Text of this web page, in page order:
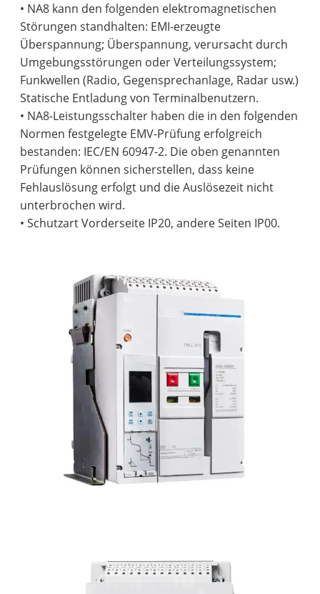
• NA8 kann den folgenden elektromagnetischen
Störungen standhalten: EMI-erzeugte
Überspannung; Überspannung, verursacht durch
Umgebungsstörungen oder Verteilungssystem;
Funkwellen (Radio, Gegensprechanlage, Radar usw.)
Statische Entladung von Terminalbenutzern.
• NA8-Leistungsschalter haben die in den folgenden
Normen festgelegte EMV-Prüfung erfolgreich
bestanden: IEC/EN 60947-2. Die oben genannten
Prüfungen können sicherstellen, dass keine
Fehlauslösung erfolgt und die Auslösezeit nicht
unterbrochen wird.
• Schutzart Vorderseite IP20, andere Seiten IP00.